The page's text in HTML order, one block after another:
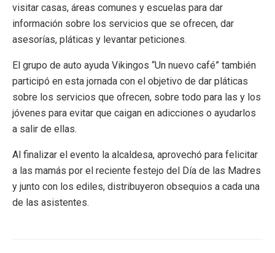
visitar casas, áreas comunes y escuelas para dar
información sobre los servicios que se ofrecen, dar
asesorías, pláticas y levantar peticiones.
El grupo de auto ayuda Vikingos “Un nuevo café” también
participó en esta jornada con el objetivo de dar pláticas
sobre los servicios que ofrecen, sobre todo para las y los
jóvenes para evitar que caigan en adicciones o ayudarlos
a salir de ellas.
Al finalizar el evento la alcaldesa, aprovechó para felicitar
a las mamás por el reciente festejo del Día de las Madres
y junto con los ediles, distribuyeron obsequios a cada una
de las asistentes.